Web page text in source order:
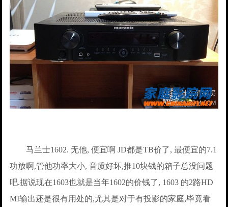
马兰士1602. 无他, 便宜啊 JD都是TB价了, 最便宜的7.1
功放啊,管他功率大小, 音质好坏,推10块钱的箱子总没问题
吧.据说现在1603也就是当年1602的价钱了, 1603 的2路HD
MI输出还是很有用处的,尤其是对于有投影的家庭,毕竟看